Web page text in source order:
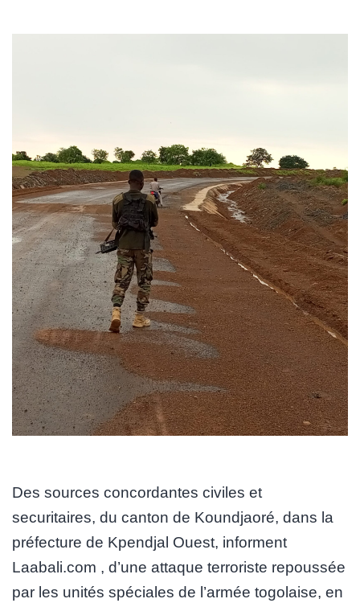
Des sources concordantes civiles et
securitaires, du canton de Koundjaoré, dans la
préfecture de Kpendjal Ouest, informent
Laabali.com , d’une attaque terroriste repoussée
par les unités spéciales de l’armée togolaise, en